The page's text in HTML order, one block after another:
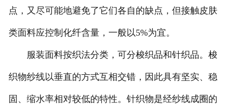
点，又尽可能地避免了它们各自的缺点，但接触皮肤
类面料应控制化纤含量，一般以5%为宜。
服装面料按织法分类，可分梭织品和针织品。梭
织物纱线以垂直的方式互相交错，因此具有坚实、稳
固、缩水率相对较低的特性。针织物是经纱线成圈的